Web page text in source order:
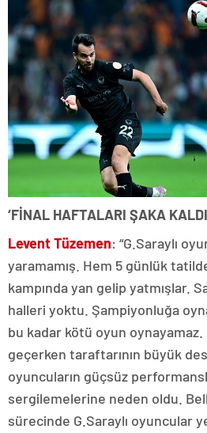
‘FİNAL HAFTALARI ŞAKA
Levent Tüzemen: “G.Saraylı
yaramamış. Hem 5 günlük
kampında yan gelip yatmışlar.
halleri yoktu. Şampiyonluğa
bu kadar kötü oyun
geçerken taraftarının büyük
oyuncuların güçsüz
sergilemelerine neden oldu.
sürecinde G.Saraylı oyuncular